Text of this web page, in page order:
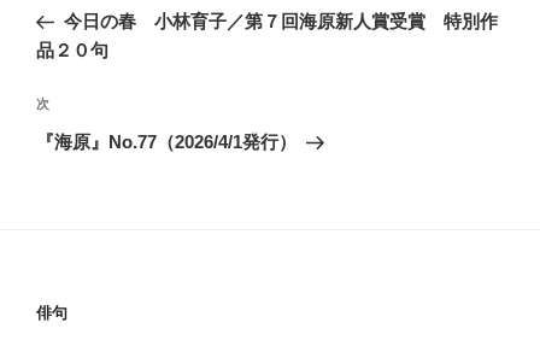
ナ
ゲ
ー
の
投
今日の春 小林育子／第７回海原新人賞受賞 特別作
品２０句
次
の
次
『海原』No.77（2026/4/1発行）
俳句